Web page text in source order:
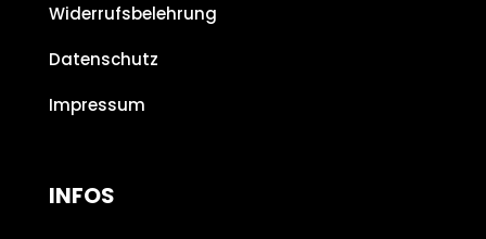
Widerrufsbelehrung
Datenschutz
Impressum
INFOS